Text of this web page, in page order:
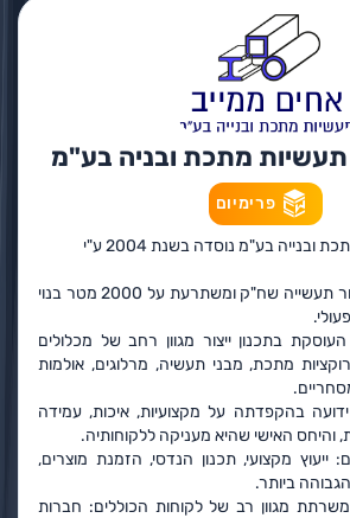
תעשיות מתכת ובניה בע"מ
פרימיום
אחים ממייב תעשיות מתכת ובנייה בע"מ נוסדה בשנת 2004 ע"י
החברה ממוקמת באזור תעשייה שח"ק ומשתרעת על 2000 מטר בנוי
בתכנון ייצור מגוון רחב של מכלולים
מתכת, מבני תעשיה, מרלוגים, אולמות
בהקפדתה על מקצועיות, איכות, עמידה
האישי שהיא מעניקה ללקוחותיה.
ייעוץ מקצועי, תכנון הנדסי, הזמנת מוצרים,
ביותר.
מגוון רב של לקוחות הכוללים: חברות